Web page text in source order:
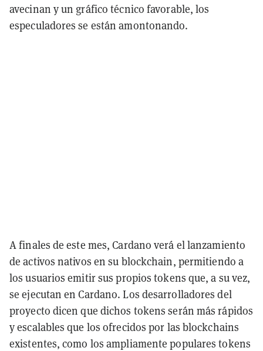
avecinan y un gráfico técnico favorable, los
especuladores se están amontonando.
A finales de este mes, Cardano verá el lanzamiento
de activos nativos en su blockchain, permitiendo a
los usuarios emitir sus propios tokens que, a su vez,
se ejecutan en Cardano. Los desarrolladores del
proyecto dicen que dichos tokens serán más rápidos
y escalables que los ofrecidos por las blockchains
existentes, como los ampliamente populares tokens